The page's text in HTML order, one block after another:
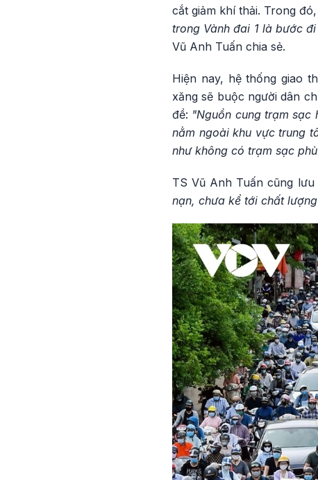
cắt giảm khí thải. Trong
trong Vành đai 1 là bước
Vũ Anh Tuấn chia sẻ.
Hiện nay, hệ thống giao
xăng sẽ buộc người dân
đề: "Nguồn cung trạm sạc
nằm ngoài khu vực trung
như không có trạm sạc
TS Vũ Anh Tuấn cũng
nạn, chưa kể tới chất